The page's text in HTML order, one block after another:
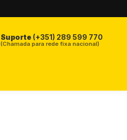
Suporte (+351) 289 599 770
(Chamada para rede fixa nacional)